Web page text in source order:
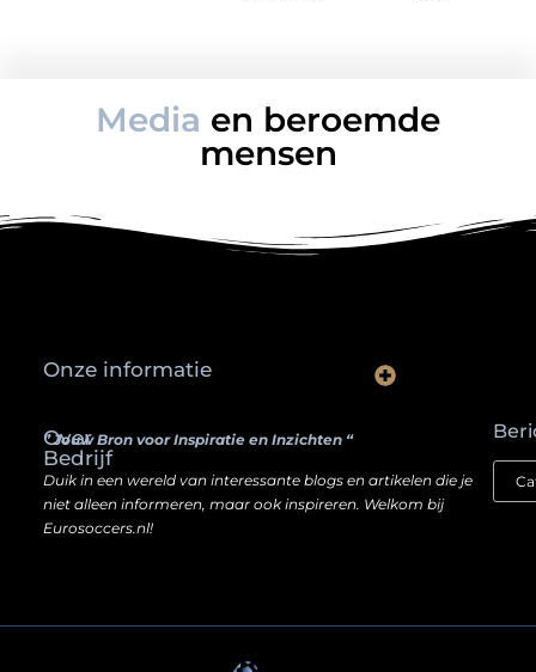
Media en beroemde
mensen
Over
Bedrijf
” Jouw Bron voor Inspiratie en Inzichten “
Duik in een wereld van interessante blogs en artikelen die je
niet alleen informeren, maar ook inspireren. Welkom bij
Eurosoccers.nl!
Onze informatie